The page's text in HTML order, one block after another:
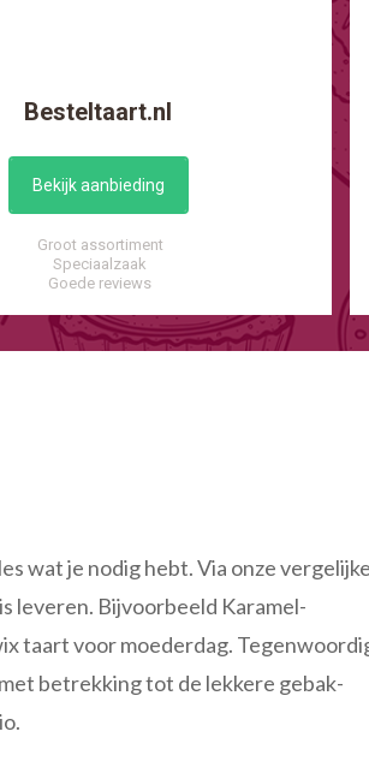
Besteltaart.nl
Bekijk aanbieding
Groot assortiment
Speciaalzaak
Goede reviews
wat je nodig hebt. Via onze
leveren. Bijvoorbeeld Karamel-
taart voor moederdag.
betrekking tot de lekkere gebak-